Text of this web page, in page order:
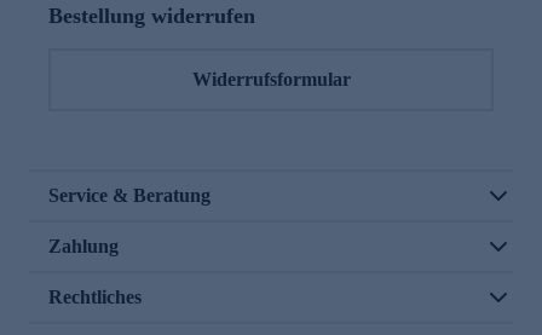
Bestellung widerrufen
Widerrufsformular
Service & Beratung
Zahlung
Rechtliches